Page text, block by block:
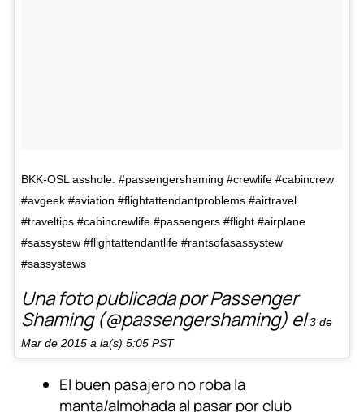
BKK-OSL asshole. #passengershaming #crewlife #cabincrew
#avgeek #aviation #flightattendantproblems #airtravel
#traveltips #cabincrewlife #passengers #flight #airplane
#sassystew #flightattendantlife #rantsofasassystew
#sassystews
Una foto publicada por Passenger
Shaming (@passengershaming) el3 de
Mar de 2015 a la(s) 5:05 PST
El buen pasajero no roba la
manta/almohada al pasar por club